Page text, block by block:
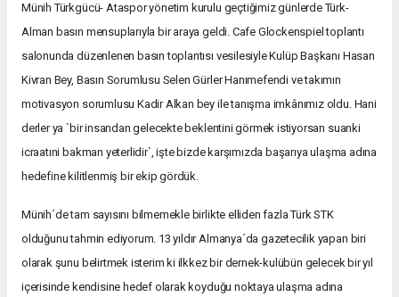
Münih Türkgücü- Ataspor yönetim kurulu geçtiğimiz günlerde Türk-
Alman basın mensuplarıyla bir araya geldi. Cafe Glockenspiel toplantı
salonunda düzenlenen basın toplantısı vesilesiyle Kulüp Başkanı Hasan
Kivran Bey, Basın Sorumlusu Selen Gürler Hanımefendi ve takımın
motivasyon sorumlusu Kadir Alkan bey ile tanışma imkânımız oldu. Hani
derler ya `bir insandan gelecekte beklentini görmek istiyorsan suanki
icraatıni bakman yeterlidir`, işte bizde karşımızda başarıya ulaşma adına
hedefine kilitlenmiş bir ekip gördük.
Münih´de tam sayısını bilmemekle birlikte elliden fazla Türk STK
olduğunu tahmin ediyorum. 13 yıldır Almanya´da gazetecilik yapan biri
olarak şunu belirtmek isterim ki ilkkez bir dernek-kulübün gelecek bir yıl
içerisinde kendisine hedef olarak koyduğu noktaya ulaşma adına